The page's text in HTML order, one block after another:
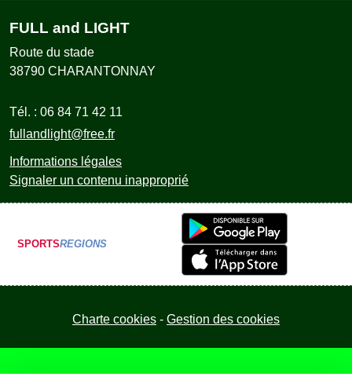
FULL and LIGHT
Route du stade
38790 CHARANTONNAY
Tél. : 06 84 71 42 11
fullandlight@free.fr
Informations légales
Signaler un contenu inapproprié
SPORTSREGIONS
Charte cookies Gestion des cookies